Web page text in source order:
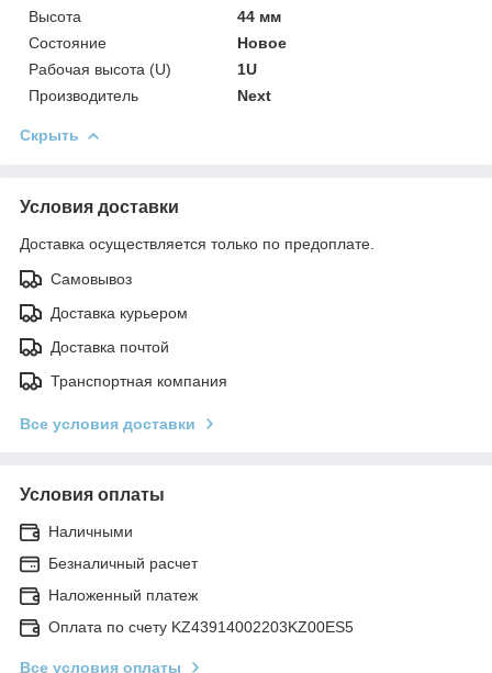
Высота
44 мм
Состояние
Новое
Рабочая высота (U)
1U
Производитель
Next
Скрыть
Условия доставки
Доставка осуществляется только по предоплате.
Самовывоз
Доставка курьером
Доставка почтой
Транспортная компания
Все условия доставки
Условия оплаты
Наличными
Безналичный расчет
Наложенный платеж
Оплата по счету KZ43914002203KZ00ES5
Все условия оплаты